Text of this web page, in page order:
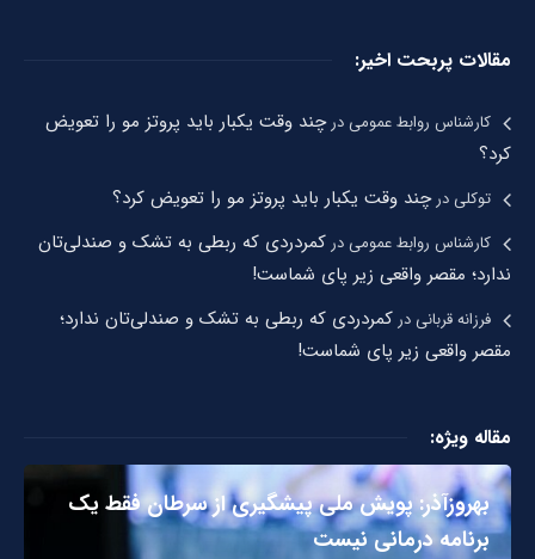
مقالات پربحت اخیر:
کارشناس روابط عمومیدرچند وقت یکبار باید پروتز مو را تعویض
کرد؟
توکلیدرچند وقت یکبار باید پروتز مو را تعویض کرد؟
کارشناس روابط عمومیدر کمردردی که ربطی به تشک و صندلی‌تان
ندارد؛ مقصر واقعی زیر پای شماست!
فرزانه قربانیدر کمردردی که ربطی به تشک و صندلی‌تان ندارد؛
مقصر واقعی زیر پای شماست!
مقاله ویژه:
بهروزآذر: پویش ملی پیشگیری از سرطان فقط یک
برنامه درمانی نیست